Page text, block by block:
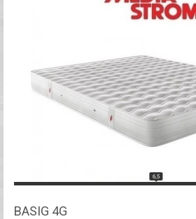
BASIG 4G